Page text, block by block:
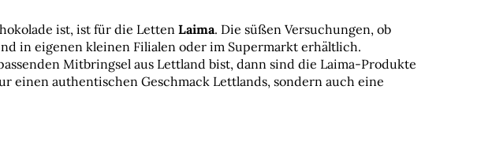
ist, ist für die Letten Laima. Die süßen Versuchungen, ob
in eigenen kleinen Filialen oder im Supermarkt erhältlich.
Mitbringsel aus Lettland bist, dann sind die Laima-Produkte
einen authentischen Geschmack Lettlands, sondern auch eine